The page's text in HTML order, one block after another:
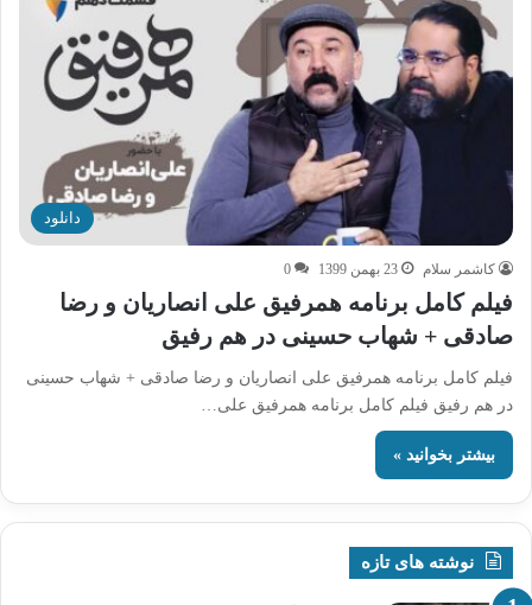
دانلود
کاشمر سلام 23 بهمن 1399 0
فیلم کامل برنامه همرفیق علی انصاریان و رضا
صادقی + شهاب حسینی در هم رفیق
فیلم کامل برنامه همرفیق علی انصاریان و رضا صادقی + شهاب حسینی
در هم رفیق فیلم کامل برنامه همرفیق علی…
بیشتر بخوانید »
نوشته های تازه